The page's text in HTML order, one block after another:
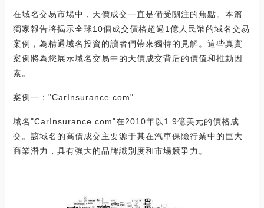
在域名交易市場中，天價成交一直是備受關注的焦點。本篇
獨家報告將揭示全球10個成交價格超過1億人民幣的域名交易
案例，為精通域名投資的讀者們帶來獨特的見解。這些真實
案例將為您展示域名交易中的天價成交背后的價值和推動因
素。
案例一："CarInsurance.com"
域名"CarInsurance.com"在2010年以1.9億美元的價格成
交。該域名的高價成交主要源于其在汽車保險行業中的巨大
商業潛力，具有強大的品牌識別度和市場競爭力。